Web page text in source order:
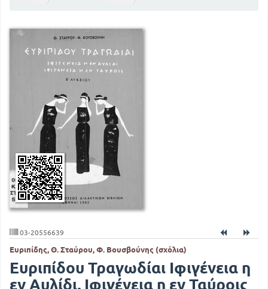
03-20556639
Ευριπίδης, Θ. Σταύρου, Φ. Βουσβούνης (σχόλια)
Ευριπίδου Τραγωδίαι Ιφιγένεια η
εν Αυλίδι, Ιφιγένεια η εν Ταύροις